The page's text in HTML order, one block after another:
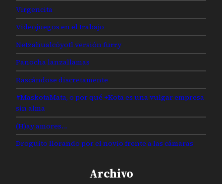
Virgencita
Videojuegos en el trabajo
Netzahualcóyotl versión furry
Panocha lanzallamas
Rascándose discretamente
#MaskotaMata, o por qué +Kota es una vulgar empresa
sin alma
(H)ay amores…
Droguito llorando por el novio frente a las cámaras
Archivo